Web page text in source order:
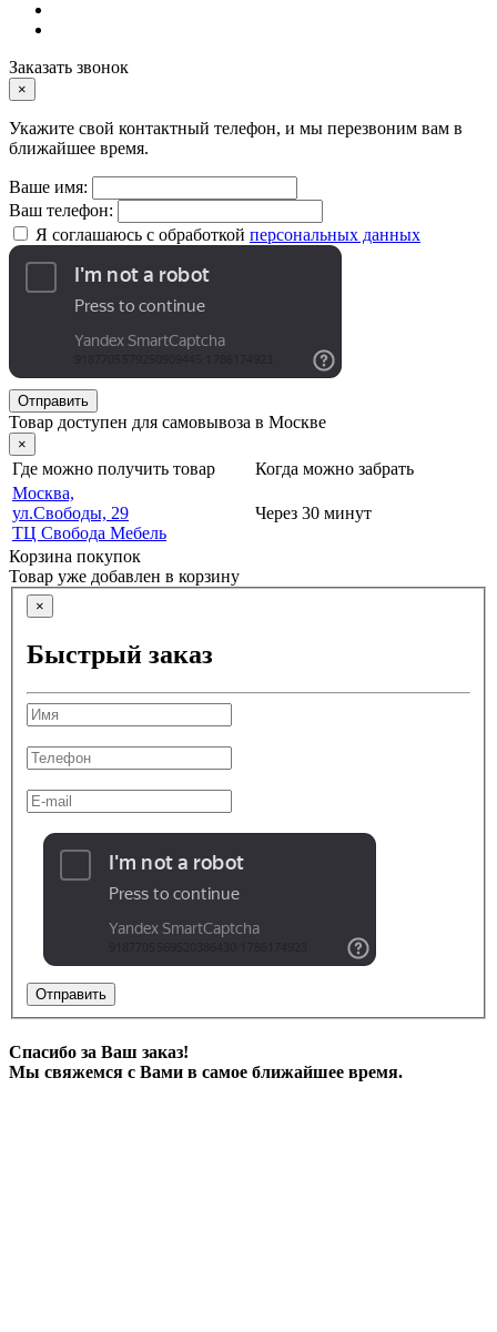
Заказать звонок
×
Укажите свой контактный телефон, и мы перезвоним вам в
ближайшее время.
Ваше имя:
Ваш телефон:
Я соглашаюсь с обработкой персональных данных
Отправить
Товар доступен для самовывоза в Москве
×
Где можно получить товар
Когда можно забрать
Москва,
ул.Свободы, 29
ТЦ Свобода Мебель
Через 30 минут
Корзина покупок
Товар уже добавлен в корзину
×
Быстрый заказ
Отправить
Спасибо за Ваш заказ!
Мы свяжемся с Вами в самое ближайшее время.